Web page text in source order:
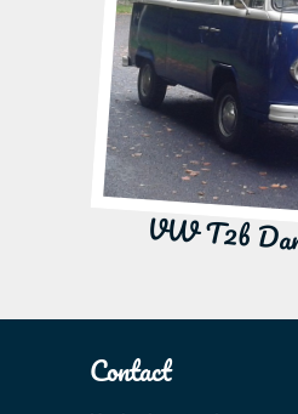
VW T2b
Contact